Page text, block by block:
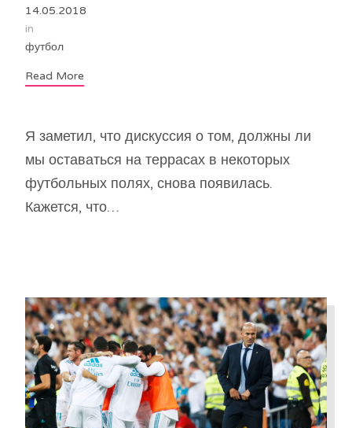
14.05.2018
in
футбол
Read More
Я заметил, что дискуссия о том, должны ли
мы оставаться на террасах в некоторых
футбольных полях, снова появилась.
Кажется, что…